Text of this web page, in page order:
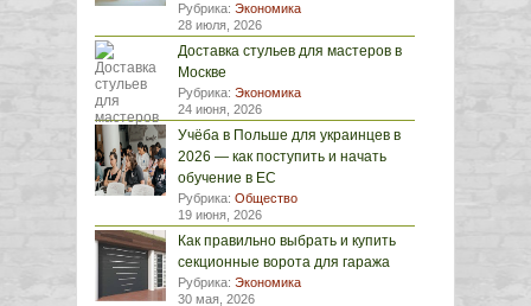
Рубрика: Экономика
28 июля, 2026
Доставка стульев для мастеров в
Москве
Рубрика: Экономика
24 июня, 2026
Учёба в Польше для украинцев в
2026 — как поступить и начать
обучение в ЕС
Рубрика: Общество
19 июня, 2026
Как правильно выбрать и купить
секционные ворота для гаража
Рубрика: Экономика
30 мая, 2026